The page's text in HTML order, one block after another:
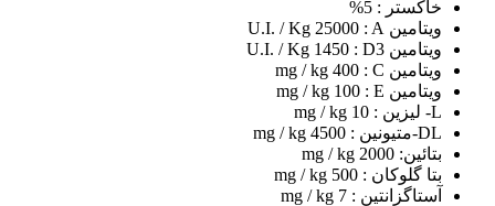
خاکستر : 5%
ویتامین U.I. / Kg 25000 : A
ویتامین U.I. / Kg 1450 : D3
ویتامین mg / kg 400 : C
ویتامین mg / kg 100 : E
L- لیزین : 10 mg / kg
DL-متیونین : 4500 mg / kg
بتائین: 2000 mg / kg
بتا گلوکان : 500 mg / kg
آستاگزانتین : 7 mg / kg